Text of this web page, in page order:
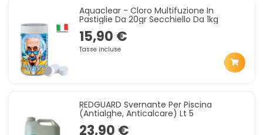
Aquaclear - Cloro Multifuzione In
Pastiglie Da 20gr Secchiello Da 1kg
15,90 €
Tasse incluse
REDGUARD Svernante Per Piscina
(antialghe, Anticalcare) Lt 5
23,90 €